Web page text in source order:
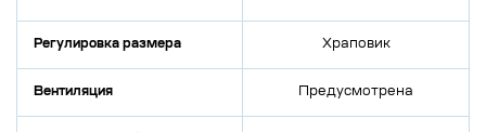
Регулировка размера Храповик
Вентиляция Предусмотрена